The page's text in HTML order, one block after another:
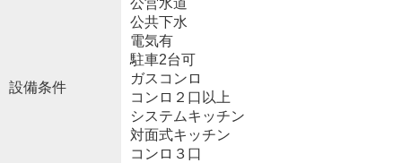
設備条件
公営水道
公共下水
電気有
駐車2台可
ガスコンロ
コンロ２口以上
システムキッチン
対面式キッチン
コンロ３口